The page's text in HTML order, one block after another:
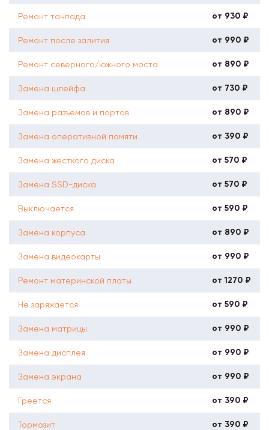
Ремонт тачпада от 930 ₽
Ремонт после залития от 990 ₽
Ремонт северного/южного моста от 890 ₽
Замена шлейфа от 730 ₽
Замена разъемов и портов от 890 ₽
Замена оперативной памяти от 390 ₽
Замена жесткого диска от 570 ₽
Замена SSD-диска от 570 ₽
Выключается от 590 ₽
Замена корпуса от 890 ₽
Замена видеокарты от 990 ₽
Ремонт материнской платы от 1270 ₽
Не заряжается от 590 ₽
Замена матрицы от 990 ₽
Замена дисплея от 990 ₽
Замена экрана от 990 ₽
Греется от 390 ₽
Тормозит от 390 ₽